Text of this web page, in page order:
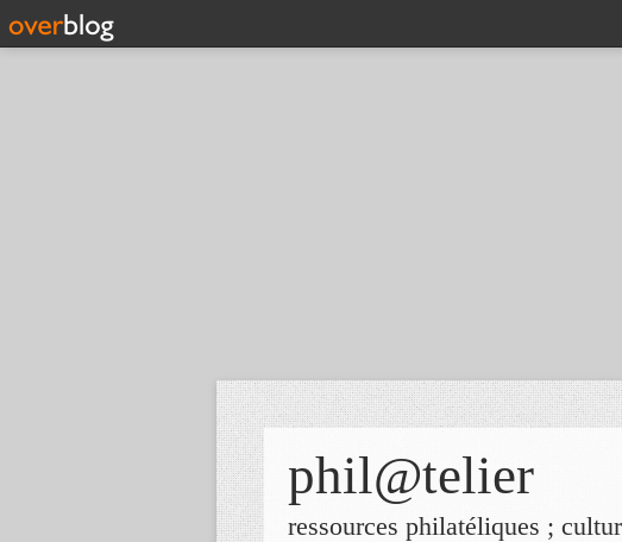
phil@telier
ressources philatéliques ;